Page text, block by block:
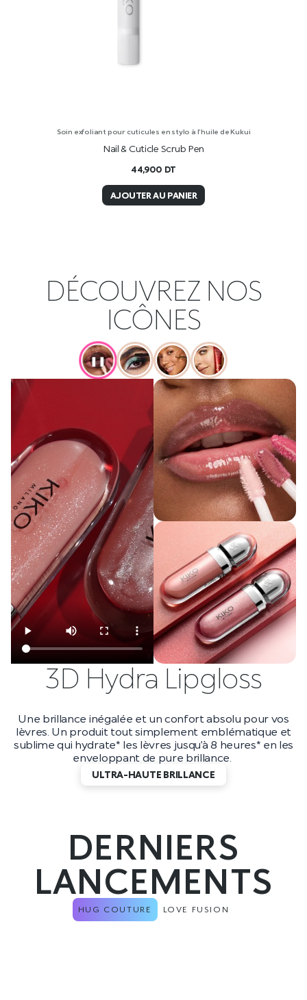
Soin exfoliant pour cuticules en stylo à l’huile de Kukui
Nail & Cuticle Scrub Pen
44,900 DT
AJOUTER AU PANIER
DÉCOUVREZ NOS
ICÔNES
❚❚
3D Hydra Lipgloss
Une brillance inégalée et un confort absolu pour vos
lèvres. Un produit tout simplement emblématique et
sublime qui hydrate* les lèvres jusqu’à 8 heures* en les
enveloppant de pure brillance.
ULTRA-HAUTE BRILLANCE
DERNIERS
LANCEMENTS
HUG COUTURE LOVE FUSION